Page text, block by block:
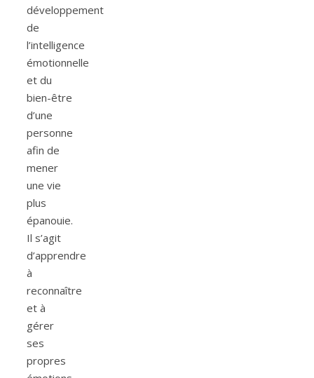
développement
de
l’intelligence
émotionnelle
et du
bien-être
d’une
personne
afin de
mener
une vie
plus
épanouie.
Il s’agit
d’apprendre
à
reconnaître
et à
gérer
ses
propres